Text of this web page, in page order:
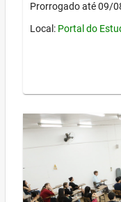
Prorrogado até 09/
Local: Portal do